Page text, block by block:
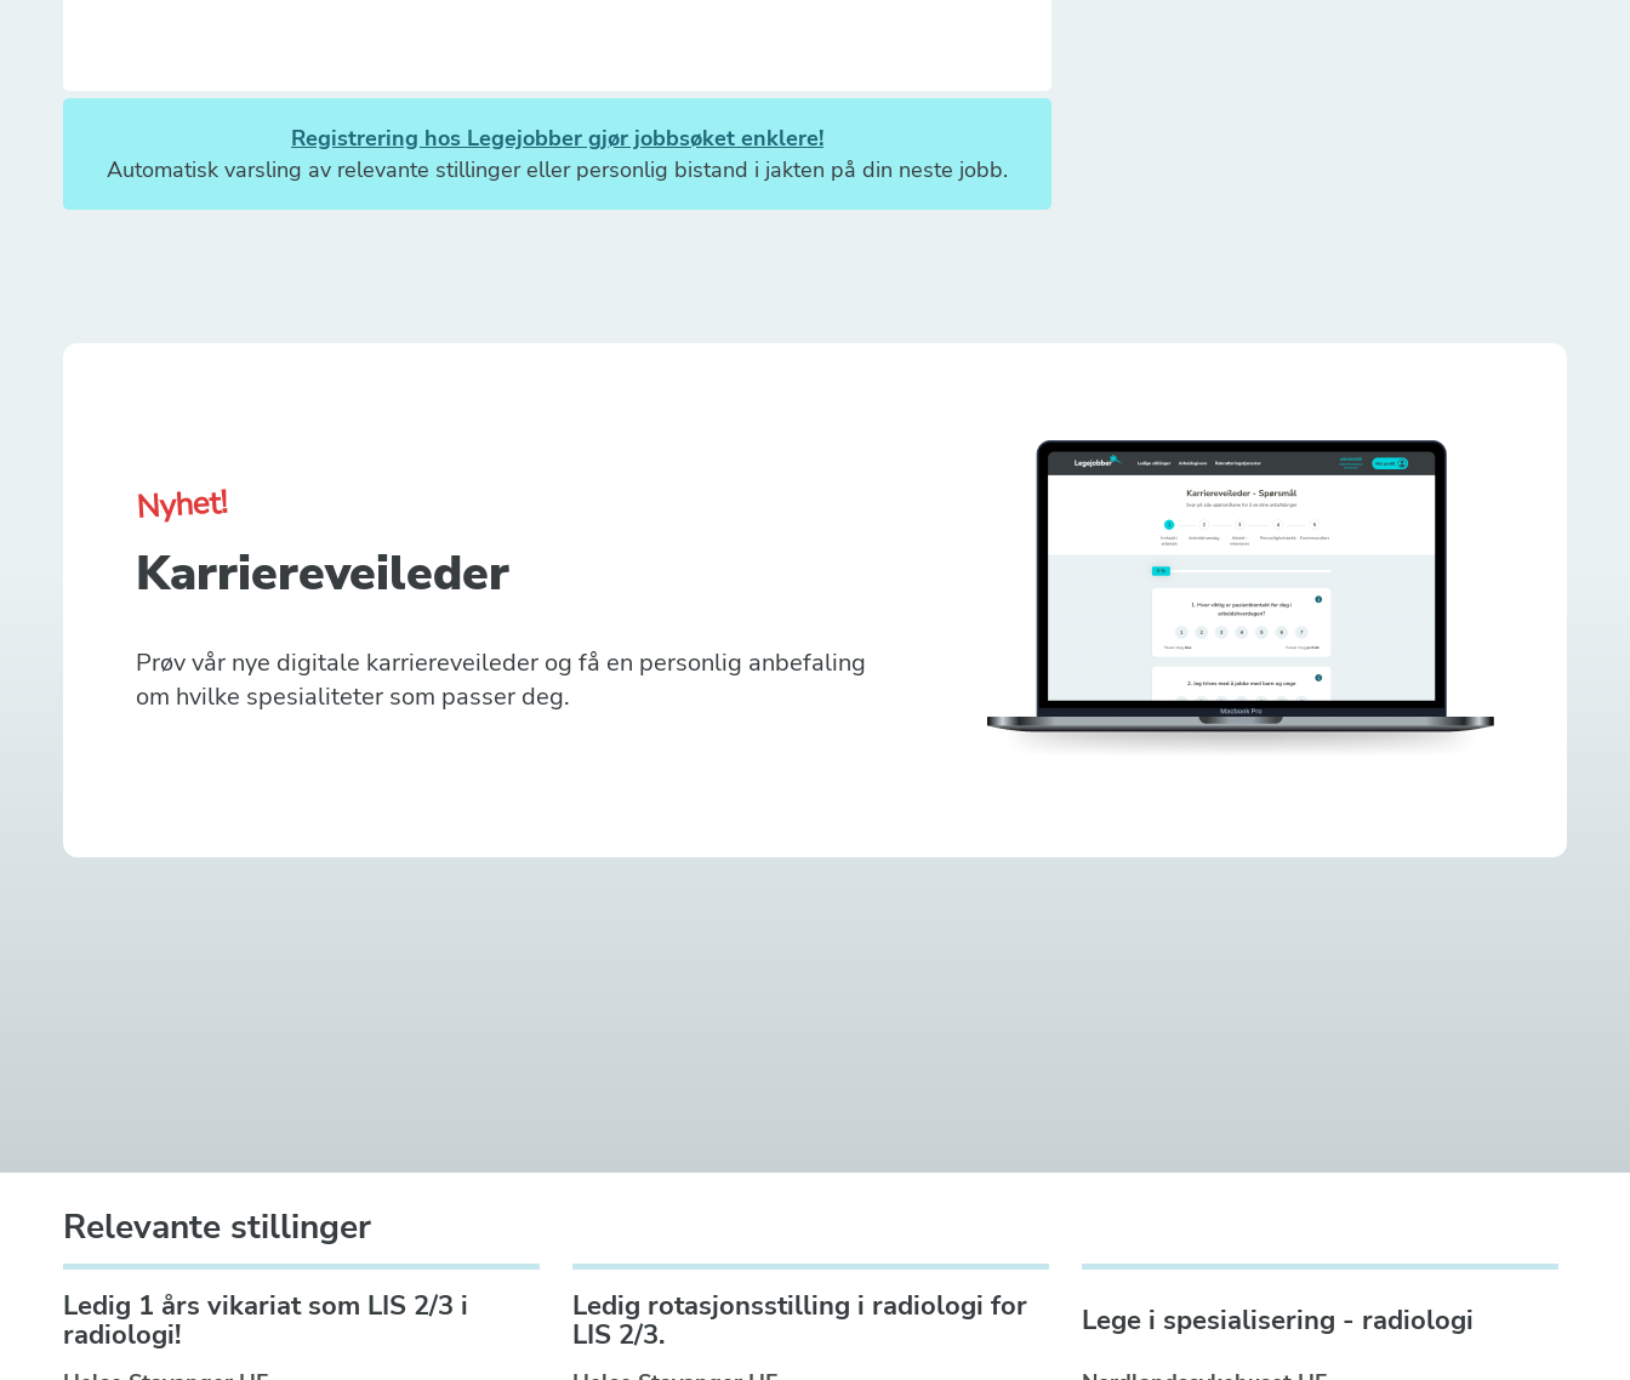
Registrering hos Legejobber gjør jobbsøket enklere!
Automatisk varsling av relevante stillinger eller personlig bistand i jakten på din neste jobb.
Nyhet!
Karriereveileder
Prøv vår nye digitale karriereveileder og få en personlig anbefaling
om hvilke spesialiteter som passer deg.
Relevante stillinger
Ledig 1 års vikariat som LIS 2/3 i
radiologi!
Ledig rotasjonsstilling i radiologi for
LIS 2/3.
Lege i spesialisering - radiologi